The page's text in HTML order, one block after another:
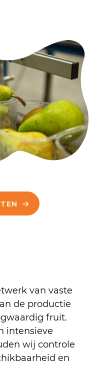
van vaste
de productie
fruit.
intensieve
wij controle
en